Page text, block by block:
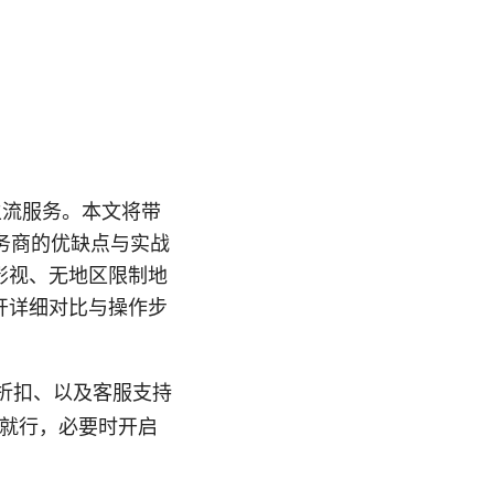
服务。本文将带
商的优缺点与实战
视、无地区限制地
详细对比与操作步
扣、以及客服支持
行，必要时开启